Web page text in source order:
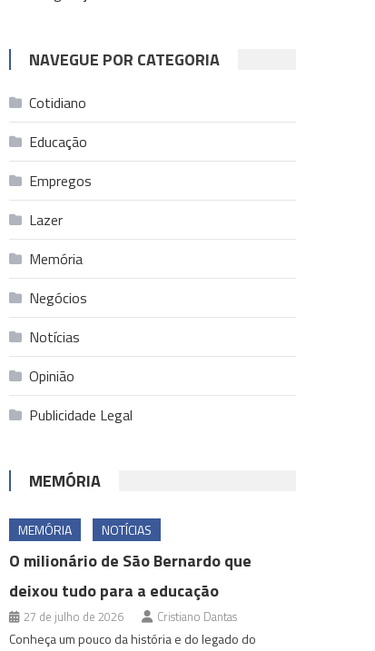
NAVEGUE POR CATEGORIA
Cotidiano
Educação
Empregos
Lazer
Memória
Negócios
Notícias
Opinião
Publicidade Legal
MEMÓRIA
MEMÓRIA NOTÍCIAS
O milionário de São Bernardo que
deixou tudo para a educação
27 de julho de 2026 Cristiano Dantas
Conheça um pouco da história e do legado do